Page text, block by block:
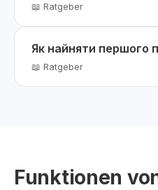
📖 Ratgeber
Як найняти першого
📖 Ratgeber
Funktionen